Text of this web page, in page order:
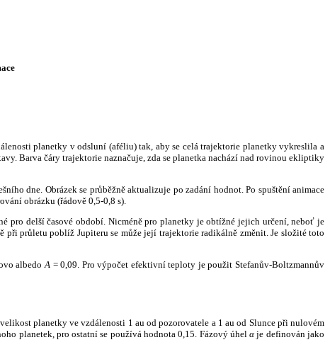
planetky v odsluní (aféliu) tak, aby se celá trajektorie planetky vykreslila a
Barva čáry trajektorie naznačuje, zda se planetka nachází nad rovinou ekliptiky
dne. Obrázek se průběžně aktualizuje po zadání hodnot. Po spuštění animace
obrázku (řádově 0,5-0,8 s).
pro delší časové období. Nicméně pro planetky je obtížné jejich určení, neboť je
při průletu poblíž Jupiteru se může její trajektorie radikálně změnit. Je složité toto
albedo A = 0,09. Pro výpočet efektivní teploty je použit Stefanův-Boltzmannův
planetky ve vzdálenosti 1 au od pozorovatele a 1 au od Slunce při nulovém
planetek, pro ostatní se používá hodnota 0,15. Fázový úhelα je definován jako